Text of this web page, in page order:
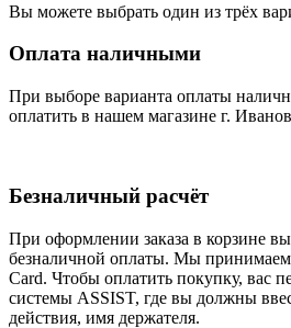
Вы можете выбрать один из трёх
Оплата наличными
При выборе варианта оплаты
оплатить в нашем магазине г.
Безналичный расчёт
При оформлении заказа в корзине
безналичной оплаты. Мы
Card. Чтобы оплатить покупку, вас
системы ASSIST, где вы должны
действия, имя держателя.